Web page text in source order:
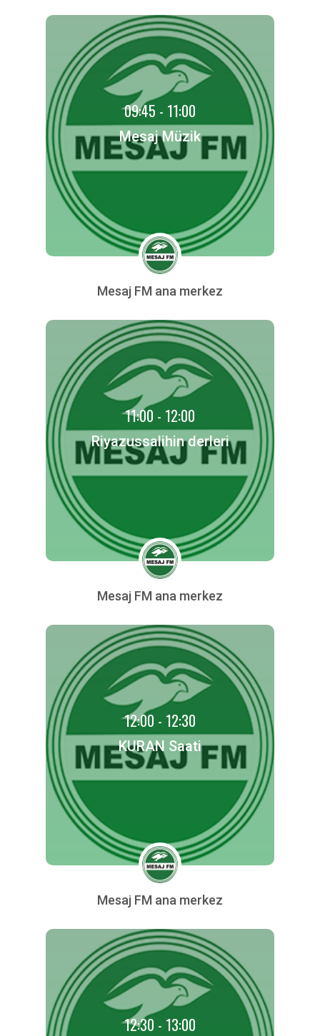
09:45 - 11:00
Mesaj Müzik
Mesaj FM ana merkez
11:00 - 12:00
Riyazussalihin derleri
Mesaj FM ana merkez
12:00 - 12:30
KURAN Saati
Mesaj FM ana merkez
12:30 - 13:00